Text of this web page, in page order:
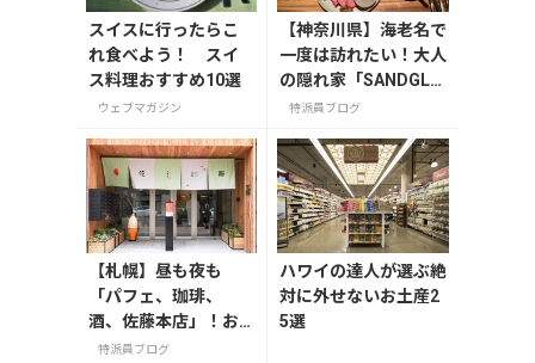
スイスに行ったらこ
れ食べよう！ スイ
ス料理おすすめ10選
ウェブマガジン
【神奈川県】海老名で
一度は訪れたい！大人
の隠れ家「SANDGLA
SS 熾火」で味わうア
特派員ブログ
【札幌】昼も夜も
「パフェ、珈琲、
酒、佐藤本店」！お
土産は「佐藤堂本
特派員ブログ
ハワイの達人が選ぶ絶
対に外せないお土産2
5選